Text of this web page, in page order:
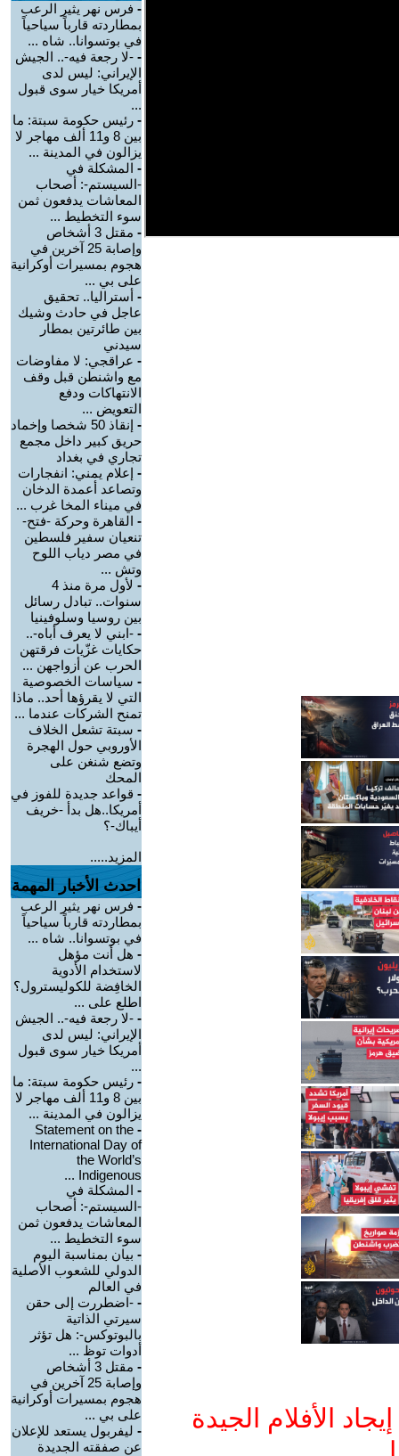
الأفلام الجيدة
- فرس نهر يثير الرعب
بمطاردته قارباً سياحياً
في بوتسوانا.. شاه ...
- -لا رجعة فيه-.. الجيش
الإيراني: ليس لدى
أمريكا خيار سوى قبول
...
- رئيس حكومة سبتة: ما
بين 8 و11 ألف مهاجر لا
يزالون في المدينة ...
- المشكلة في
-السيستم-: أصحاب
المعاشات يدفعون ثمن
سوء التخطيط ...
-
مقتل 3 أشخاص
وإصابة 25 آخرين في
هجوم بمسيرات أوكرانية
على بي ...
- أستراليا.. تحقيق
عاجل في حادث وشيك
بين طائرتين بمطار
سيدني
- عراقجي: لا مفاوضات
مع واشنطن قبل وقف
الانتهاكات ودفع
التعويض ...
-
إنقاذ 50 شخصا وإخماد
حريق كبير داخل مجمع
تجاري في بغداد
- إعلام يمني: انفجارات
وتصاعد أعمدة الدخان
في ميناء المخا غرب ...
- القاهرة وحركة -فتح-
تنعيان سفير فلسطين
في مصر دياب اللوح
وتش ...
-
لأول مرة منذ 4
سنوات.. تبادل رسائل
بين روسيا وسلوفينيا
- -ابني لا يعرف أباه-..
حكايات غزّيات فرقتهن
الحرب عن أزواجهن ...
- سياسات الخصوصية
التي لا يقرؤها أحد.. ماذا
تمنح الشركات عندما ...
- سبتة تشعل الخلاف
الأوروبي حول الهجرة
وتضع شنغن على
المحك
- قواعد جديدة للفوز في
أمريكا..هل بدأ -خريف
أيباك-؟
المزيد.....
احدث الأخبار المهمة
- فرس نهر يثير الرعب
بمطاردته قارباً سياحياً
في بوتسوانا.. شاه ...
- هل أنت مؤهل
لاستخدام الأدوية
الخافِضة للكوليسترول؟
اطلع على ...
- -لا رجعة فيه-.. الجيش
الإيراني: ليس لدى
أمريكا خيار سوى قبول
...
- رئيس حكومة سبتة: ما
بين 8 و11 ألف مهاجر لا
يزالون في المدينة ...
-
Statement on the
International Day of
the World’s
Indigenous ...
- المشكلة في
-السيستم-: أصحاب
المعاشات يدفعون ثمن
سوء التخطيط ...
- بيان بمناسبة اليوم
الدولي للشعوب الأصلية
في العالم
- -اضطررت إلى حقن
سيرتي الذاتية
بالبوتوكس-: هل تؤثر
أدوات توظ ...
-
مقتل 3 أشخاص
وإصابة 25 آخرين في
هجوم بمسيرات أوكرانية
على بي ...
- ليفربول يستعد للإعلان
عن صفقته الجديدة